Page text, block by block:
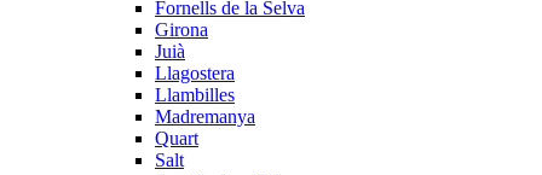
Fornells de la Selva
Girona
Juià
Llagostera
Llambilles
Madremanya
Quart
Salt